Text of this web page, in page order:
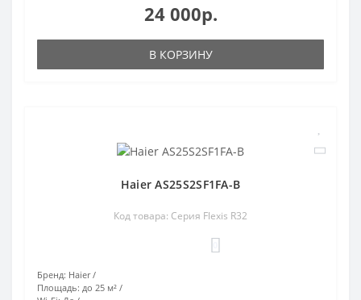
24 000р.
В КОРЗИНУ
Haier AS25S2SF1FA-B
Код товара: Серия Flexis R32
Бренд: Haier
Площадь: до 25 м²